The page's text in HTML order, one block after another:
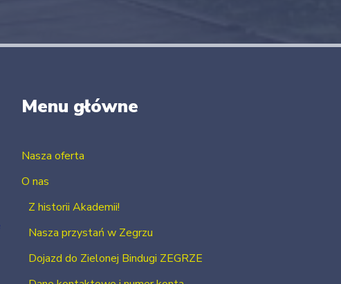
Menu główne
Nasza oferta
O nas
Z historii Akademii!
Nasza przystań w Zegrzu
Dojazd do Zielonej Bindugi ZEGRZE